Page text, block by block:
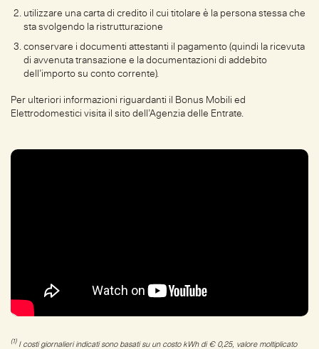
utilizzare una carta di credito il cui titolare è la persona stessa che
sta svolgendo la ristrutturazione
conservare i documenti attestanti il pagamento (quindi la ricevuta
di avvenuta transazione e la documentazioni di addebito
dell’importo su conto corrente).
Per ulteriori informazioni riguardanti il Bonus Mobili ed
Elettrodomestici visita il sito dell’Agenzia delle Entrate.
(1) I costi giornalieri indicati sono basati su un costo kWh di € 0,25, valore moltiplicato